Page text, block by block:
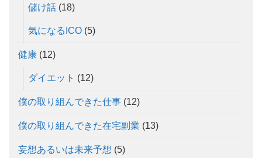
儲け話 (18)
気になるICO (5)
健康 (12)
ダイエット (12)
僕の取り組んできた仕事 (12)
僕の取り組んできた在宅副業 (13)
妄想あるいは未来予想 (5)